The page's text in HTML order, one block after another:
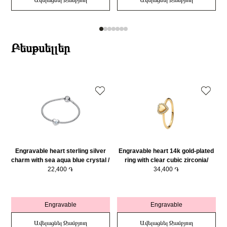
Բեսթսելլեր
Engravable heart sterling silver
charm with sea aqua blue crystal /
794161C03
22,400 ֏
Engravable
Ավելացնել Զամբյուղ
Engravable heart 14k gold-plated
ring with clear cubic zirconia/
163801C01-54
34,400 ֏
Engravable
Ավելացնել Զամբյուղ